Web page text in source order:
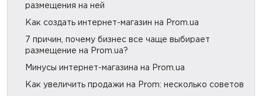
размещения на ней
Как создать интернет-магазин на Prom.ua
7 причин, почему бизнес все чаще выбирает
размещение на Prom.ua?
Минусы интернет-магазина на Prom.ua
Как увеличить продажи на Prom: несколько советов